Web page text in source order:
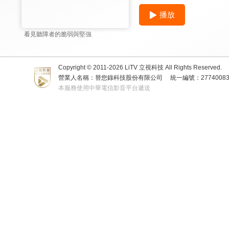
看見聽障者的脆弱與堅強
播放
Copyright © 2011-2026 LiTV 立視科技 All Rights Reserved.
營業人名稱：替您錄科技股份有限公司
統一編號：
本服務使用中華電信影音平台遞送